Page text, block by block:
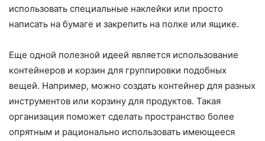
использовать специальные наклейки или просто
написать на бумаге и закрепить на полке или ящике.
Еще одной полезной идеей является использование
контейнеров и корзин для группировки подобных
вещей. Например, можно создать контейнер для разных
инструментов или корзину для продуктов. Такая
организация поможет сделать пространство более
опрятным и рационально использовать имеющееся